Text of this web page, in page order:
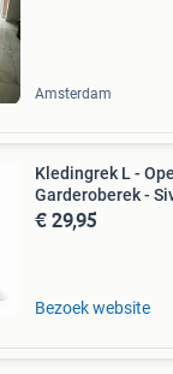
Amsterdam
Kledingrek L -
Garderoberek -
€ 29,95
Bezoek website